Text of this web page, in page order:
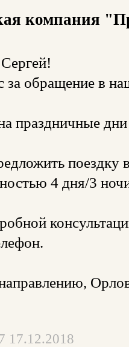
компания
за обращение в
праздничные дни
поездку
4 дня/3
17.12.2018